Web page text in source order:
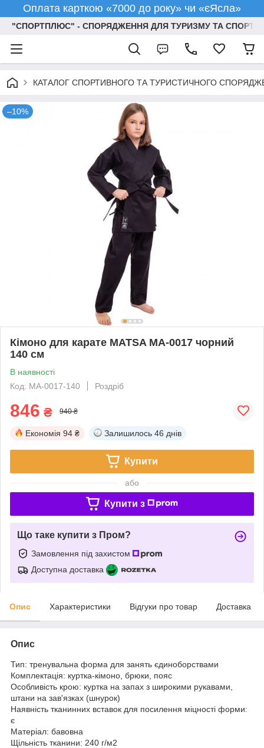
Оплата карткою «7000 до року» чи «єЯсла»
"СПОРТПЛЮС" - СПОРЯДЖЕННЯ ДЛЯ ТУРИЗМУ ТА СПОРТУ
КАТАЛОГ СПОРТИВНОГО ТА ТУРИСТИЧНОГО
–10%
Кімоно для карате MATSA MA-0017 чорний
140 см
В наявності
Код: МА-0017-140
Роздріб
846 ₴ 940 ₴
Економія 94 ₴ Залишилось 46 днів
Купити
або
Купити з
Що таке купити з Пром?
Замовлення під захистом
Доступна доставка
Опис Характеристики Відгуки про товар Доставка
Опис
Тип: тренувальна форма для занять єдиноборствами
Комплектація: куртка-кімоно, брюки, пояс
Особливість крою: куртка на запах з широкими рукавами,
штани на зав'язках (шнурок)
Наявність тканинних вставок для посилення міцності форми:
є
Матеріал: бавовна
Щільність тканини: 240 г/м2